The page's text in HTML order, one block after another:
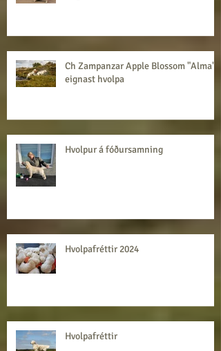
Ch Zampanzar Apple Blossom "Alma"
eignast hvolpa
Hvolpur á fóðursamning
Hvolpafréttir 2024
Hvolpafréttir